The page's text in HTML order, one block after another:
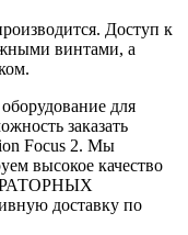
Доступ к
винтами, а
для
заказать
Focus 2. Мы
высокое качество
доставку по